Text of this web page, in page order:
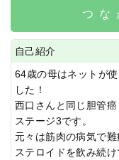
つな
自己紹介
64歳の母はネットが
した！
西口さんと同じ胆管癌
ステージ3です。
元々は筋肉の病気で難
ステロイドを飲み続